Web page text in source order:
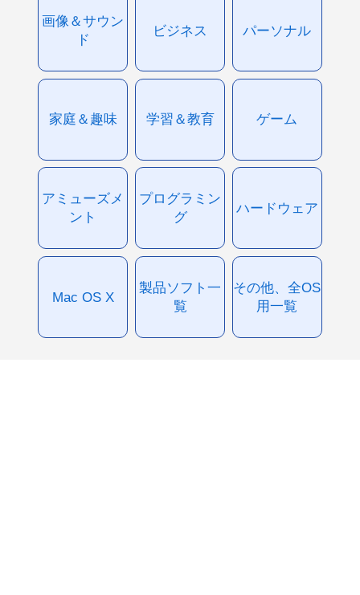
画像＆サウン
ド
ビジネス パーソナル
家庭＆趣味 学習＆教育 ゲーム
アミューズメ
ント
プログラミン
グ
ハードウェア
Mac OS X
製品ソフト一
覧
その他、全OS
用一覧